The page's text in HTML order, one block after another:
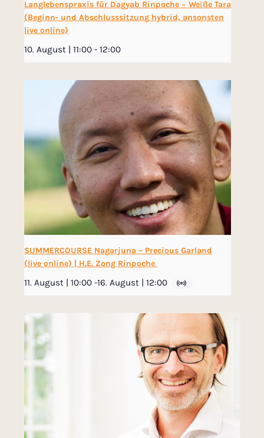
Langlebenspraxis für Dagyab Rinpoche − Weiße Tara
(Beginn- und Abschlusssitzung hybrid, ansonsten
live online)
10. August | 11:00 - 12:00
SUMMERCOURSE Nagarjuna – Precious Garland
(live online) | H.E. Zong Rinpoche
11. August | 10:00 -16. August | 12:00